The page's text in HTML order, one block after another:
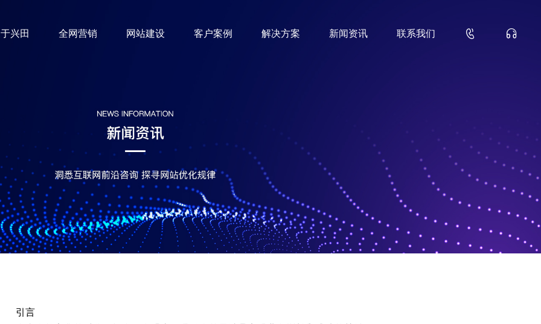
兴田 全网营销 网站建设 客户案例 解决方案 新闻资讯 联系我们  
引言